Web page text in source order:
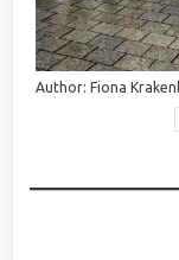
Author: Fiona